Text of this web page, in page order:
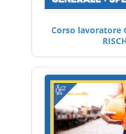
Corso lavoratore